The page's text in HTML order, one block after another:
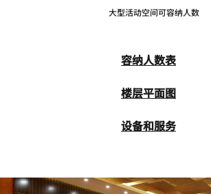
大型活动空间可容纳人数
容纳人数表
楼层平面图
设备和服务